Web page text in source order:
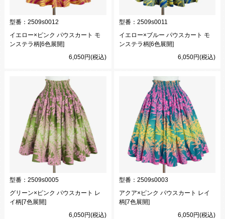
型番： 2509s0012
イエロー×ピンク パウスカート モ
ンステラ柄[6色展開]
6,050円(税込)
型番： 2509s0011
イエロー×ブルー パウスカート モ
ンステラ柄[6色展開]
6,050円(税込)
型番： 2509s0005
グリーン×ピンク パウスカート レ
イ柄[7色展開]
6,050円(税込)
型番： 2509s0003
アクア×ピンク パウスカート レイ
柄[7色展開]
6,050円(税込)